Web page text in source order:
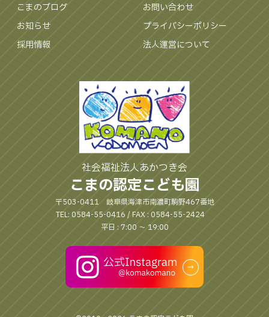
こまのブログ
お知らせ
採用情報
お問い合わせ
プライバシーポリシー
法人運営について
社会福祉法人あかつき会
こまの認定こども園
〒503-0411 岐阜県海津市南濃町駒野467番地
TEL: 0584-55-0416 / FAX : 0584-55-2424
平日 : 7:00 〜 19:00